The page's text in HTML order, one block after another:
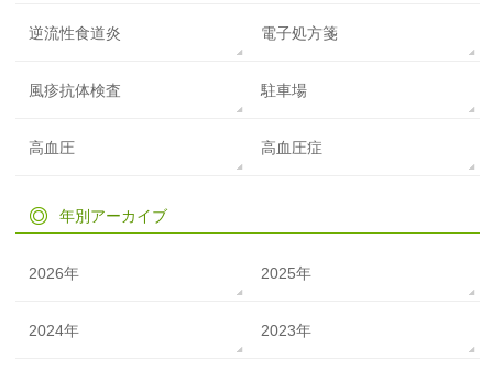
逆流性食道炎 電子処方箋
風疹抗体検査 駐車場
高血圧 高血圧症
年別アーカイブ
2026年 2025年
2024年 2023年